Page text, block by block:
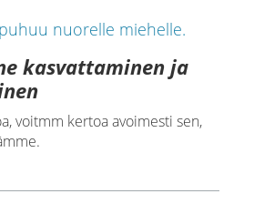
kasvattaminen ja
voitmm kertoa avoimesti sen,